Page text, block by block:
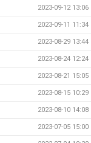
2023-09-12 13:06
2023-09-11 11:34
2023-08-29 13:44
2023-08-24 12:24
2023-08-21 15:05
2023-08-15 10:29
2023-08-10 14:08
2023-07-05 15:00